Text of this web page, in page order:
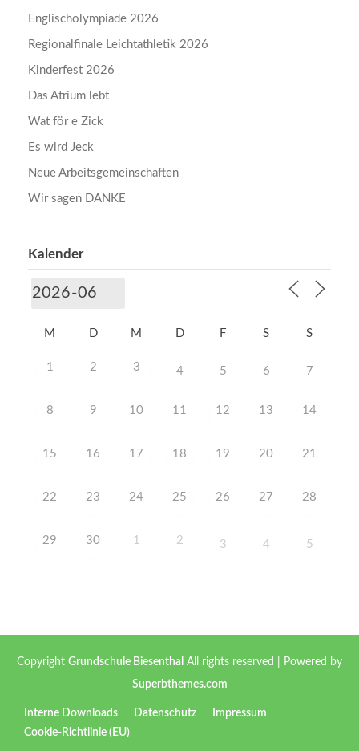
Englischolympiade 2026
Regionalfinale Leichtathletik 2026
Kinderfest 2026
Das Atrium lebt
Wat för e Zick
Es wird Jeck
Neue Arbeitsgemeinschaften
Wir sagen DANKE
Kalender
M D M D F S S
1 2 3 4 5 6 7
8 9 10 11 12 13 14
15 16 17 18 19 20 21
22 23 24 25 26 27 28
29 30 1 2 3 4 5
Copyright Grundschule Biesenthal All rights reserved
| Powered by
Superbthemes.com
Interne Downloads Datenschutz
Impressum
Cookie-Richtlinie (EU)